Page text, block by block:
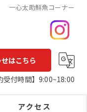
一心太助鮮魚コーナー
はこちら
受付時間】9:00~18:00
アクセス